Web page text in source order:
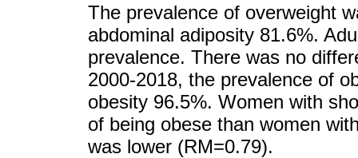
The prevalence of overweight
abdominal adiposity 81.6%.
prevalence. There was no
2000-2018, the prevalence of
obesity 96.5%. Women with
of being obese than women
was lower (RM=0.79).